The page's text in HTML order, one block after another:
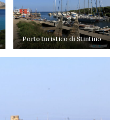
Porto turistico di Stintino